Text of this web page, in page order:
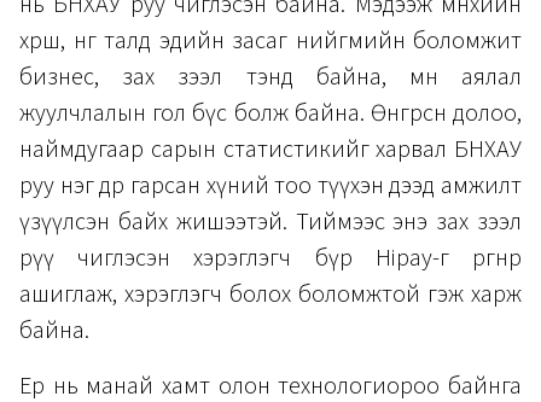
хөрш, нөгөө талд эдийн засаг нийгмийн боломжит
бизнес, зах зээл тэнд байна, мөн аялал
жуулчлалын гол бүс болж байна. Өнгөрсөн долоо,
наймдугаар сарын статистикийг харвал БНХАУ
руу нэг өдөр гарсан хүний тоо түүхэн дээд амжилт
үзүүлсэн байх жишээтэй. Тиймээс энэ зах зээл
рүү чиглэсэн хэрэглэгч бүр Hipay-г өргөнөөр
ашиглаж, хэрэглэгч болох боломжтой гэж харж
байна.
Ер нь манай хамт олон технологиороо байнга